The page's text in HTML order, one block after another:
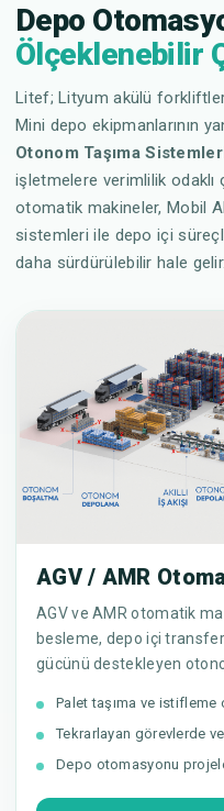
Depo
Ölçeklenebilir
Litef; Lityum akülü
Mini depo ekipmanlarının
Otonom Taşıma
işletmelere verimlilik
otomatik makineler, Mobil
sistemleri ile depo içi
daha sürdürülebilir hale gelir.
AGV / AMR
AGV ve AMR otomatik
besleme, depo içi
gücünü destekleyen
Palet taşıma ve istifleme
Tekrarlayan görevlerde
Depo otomasyonu